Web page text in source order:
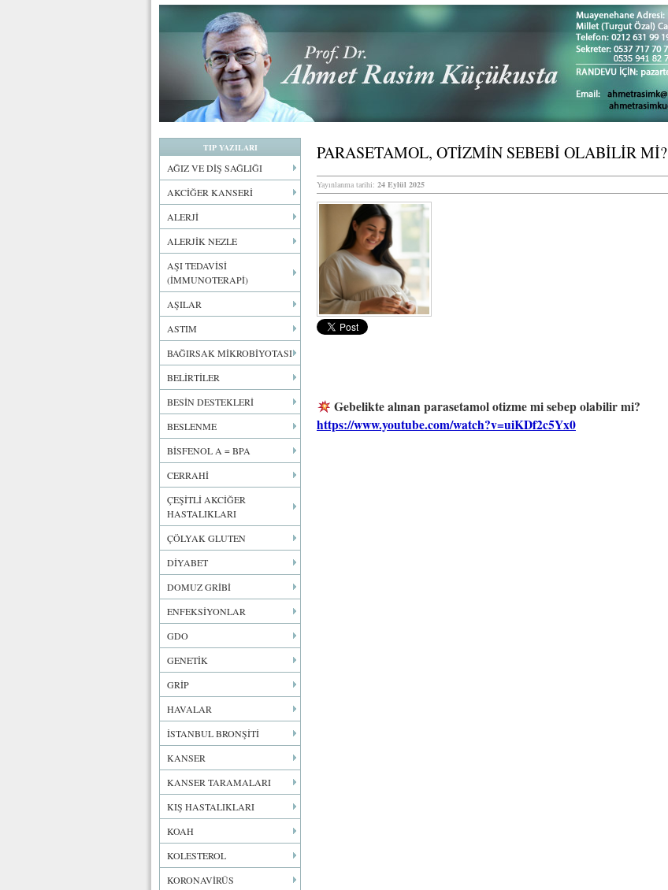
TIP YAZILARI
AĞIZ VE DİŞ SAĞLIĞI
AKCİĞER KANSERİ
ALERJİ
ALERJİK NEZLE
AŞI TEDAVİSİ
(İMMUNOTERAPİ)
AŞILAR
ASTIM
BAĞIRSAK MİKROBİYOTASI
BELİRTİLER
BESİN DESTEKLERİ
BESLENME
BİSFENOL A = BPA
CERRAHİ
ÇEŞİTLİ AKCİĞER
HASTALIKLARI
ÇÖLYAK GLUTEN
DİYABET
DOMUZ GRİBİ
ENFEKSİYONLAR
GDO
GENETİK
GRİP
HAVALAR
İSTANBUL BRONŞİTİ
KANSER
KANSER TARAMALARI
KIŞ HASTALIKLARI
KOAH
KOLESTEROL
KORONAVİRÜS
PARASETAMOL, OTİZMİN SEBEBİ OLABİLİR Mİ?
Yayınlanma tarihi: 24 Eylül 2025
Gebelikte alınan parasetamol otizme mi sebep olabilir mi?
https://www.youtube.com/watch?v=uiKDf2c5Yx0